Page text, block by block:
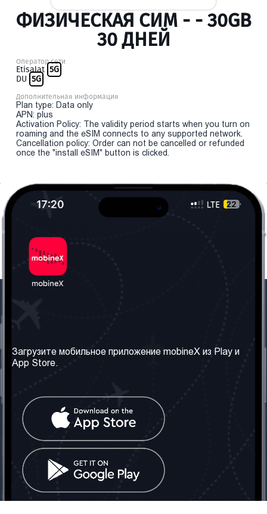
ФИЗИЧЕСКАЯ СИМ - - 30GB
30 ДНЕЙ
Оператор сети
Etisalat 5G
DU 5G
Дополнительная информация
Plan type: Data only
APN: plus
Activation Policy: The validity period starts when you turn on
roaming and the eSIM connects to any supported network.
Cancellation policy: Order can not be cancelled or refunded
once the "install eSIM" button is clicked.
Наши сервисы
Правила и Условия
Часто задаваемые
вопросы
Контакт
Грузия: Тбилиси
Телефон: +442030340050
Email:info@mobinex.com
Социальные сети
Загрузите мобильное приложение mobineX из Play и
App Store.